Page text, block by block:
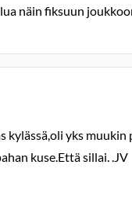
näin fiksuun
kylässä,oli yks
kuse.Että sillai. .JV